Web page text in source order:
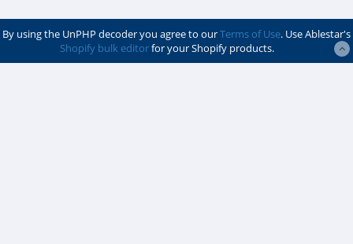
By using the UnPHP decoder you agree to ourTerms of Use. Use Ablestar's
Shopify bulk editorfor your Shopify products.